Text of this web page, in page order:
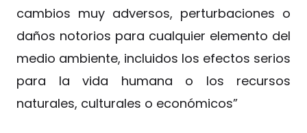
cambios muy adversos, perturbaciones o
daños notorios para cualquier elemento del
medio ambiente, incluidos los efectos serios
para la vida humana o los recursos
naturales, culturales o económicos”